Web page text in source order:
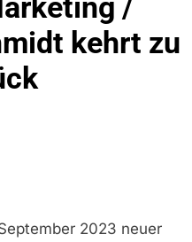
kehrt zu
2023 neuer